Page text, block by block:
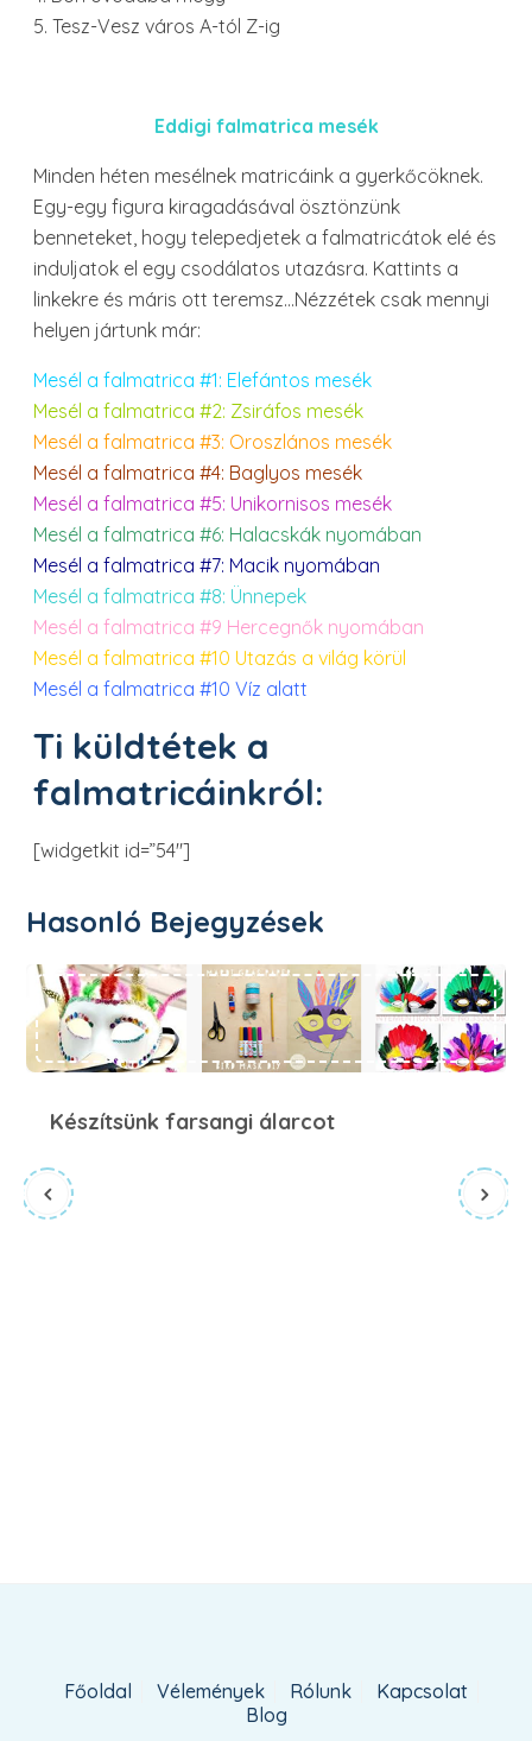
5. Tesz-Vesz város A-tól Z-ig
Eddigi falmatrica mesék
Minden héten mesélnek matricáink a gyerkőcöknek.
Egy-egy figura kiragadásával ösztönzünk
benneteket, hogy telepedjetek a falmatricátok elé és
induljatok el egy csodálatos utazásra. Kattints a
linkekre és máris ott teremsz…Nézzétek csak mennyi
helyen jártunk már:
Mesél a falmatrica #1: Elefántos mesék
Mesél a falmatrica #2: Zsiráfos mesék
Mesél a falmatrica #3: Oroszlános mesék
Mesél a falmatrica #4: Baglyos mesék
Mesél a falmatrica #5: Unikornisos mesék
Mesél a falmatrica #6: Halacskák nyomában
Mesél a falmatrica #7: Macik nyomában
Mesél a falmatrica #8: Ünnepek
Mesél a falmatrica #9 Hercegnők nyomában
Mesél a falmatrica #10 Utazás a világ körül
Mesél a falmatrica #10 Víz alatt
Ti küldtétek a
falmatricáinkról:
[widgetkit id=”54″]
Hasonló Bejegyzések
Készítsünk farsangi álarcot
Főoldal Vélemények Rólunk
Kapcsolat
Blog